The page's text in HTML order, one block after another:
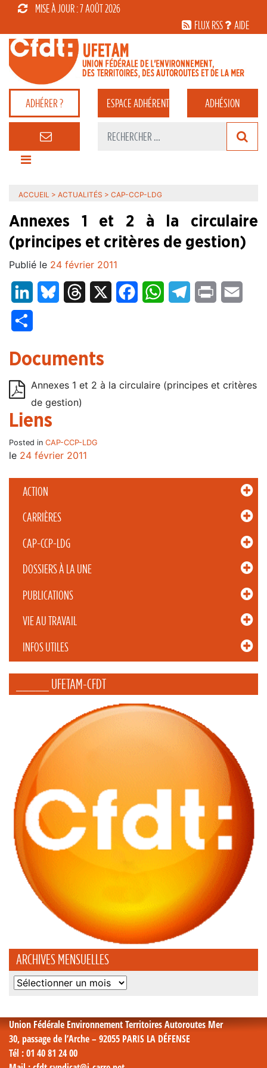
MISE À JOUR : 7 AOÛT 2026
FLUX RSS
AIDE
ADHÉRER ? ESPACEADHÉRENT ADHÉSION
ACTION
CARRIÈRES
CAP-CCP-LDG
DOSSIERS À LA UNE
PUBLICATIONS
VIE AU TRAVAIL
INFOS UTILES
_____ UFETAM-CFDT
ARCHIVES MENSUELLES
Archives
ACCUEIL > ACTUALITÉS > CAP-CCP-LDG
Annexes 1 et 2 à la circulaire
(principes et critères de gestion)
Publié le 24 février 2011
LinkedInBluesky Threads FacebookWhatsAppTelegram
Print
Documents
Annexes 1 et 2 à la circulaire (principes et critères
de gestion)
Liens
Posted in CAP-CCP-LDG
le 24 février 2011
Union Fédérale Environnement Territoires Autoroutes Mer
30, passage de l’Arche – 92055 PARIS LA DÉFENSE
Tél : 01 40 81 24 00